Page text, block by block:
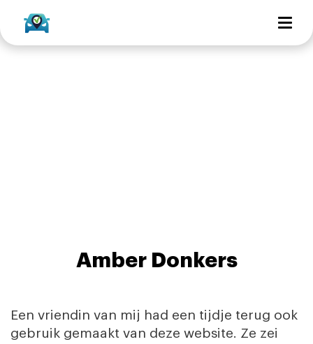
Amber Donkers
Een vriendin van mij had een tijdje terug ook
gebruik gemaakt van deze website. Ze zei